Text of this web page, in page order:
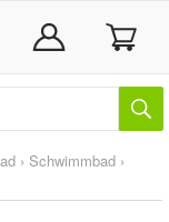
› Schwimmbad ›